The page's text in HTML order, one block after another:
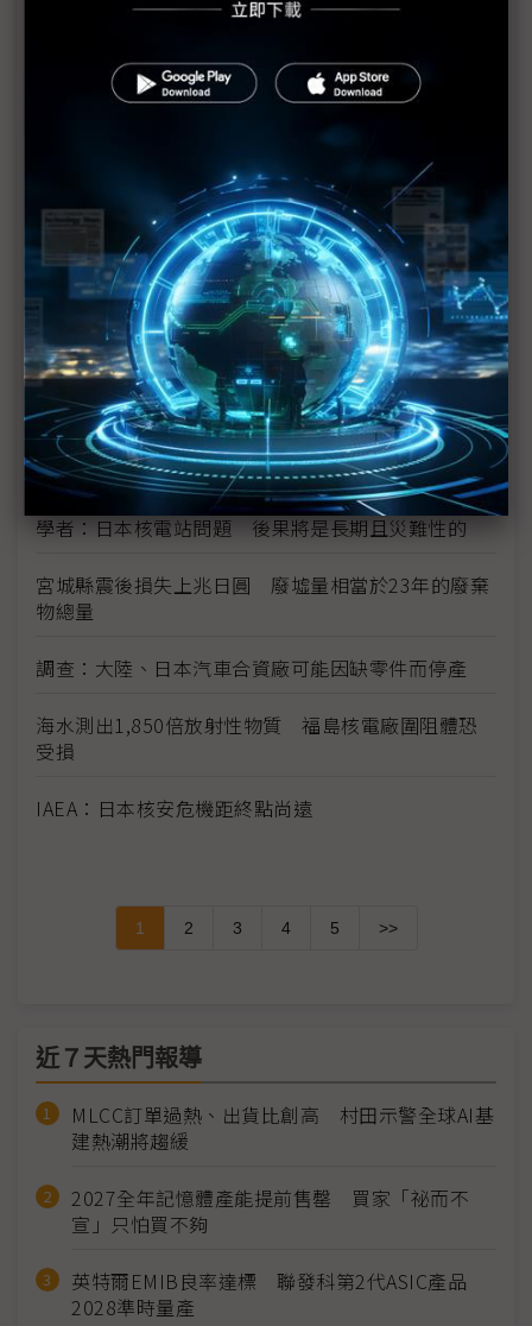
防輻射水持續外洩 東電灌高分子聚合物堵裂縫
美軍核污處理部隊分批赴日 助防範核災擴大
美汽車業：日震對銷售應無顯著影響
1號機核心恐損毀70% IAEA：日本核電廠情況仍非
常嚴重
日本震災加劇亞洲通膨
日震限電影響 光學玻璃廠小原、Hoya相繼宣布減產
富士通指震災讓該公司損失數十億日圓
學者：日本核電站問題 後果將是長期且災難性的
宮城縣震後損失上兆日圓 廢墟量相當於23年的廢棄
物總量
調查：大陸、日本汽車合資廠可能因缺零件而停產
海水測出1,850倍放射性物質 福島核電廠圍阻體恐
受損
IAEA：日本核安危機距終點尚遠
1 2 3 4 5 >>
近７天熱門報導
MLCC訂單過熱、出貨比創高 村田示警全球AI基
建熱潮將趨緩
2027全年記憶體產能提前售罄 買家「祕而不
宣」只怕買不夠
英特爾EMIB良率達標 聯發科第2代ASIC產品
2028準時量產